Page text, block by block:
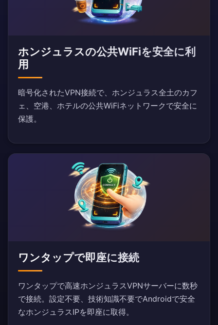
ホンジュラスの公共WiFiを安全に利
用
暗号化されたVPN接続で、ホンジュラス全土のカフ
ェ、空港、ホテルの公共WiFiネットワークで安全に
保護。
ワンタップで即座に接続
ワンタップで高速ホンジュラスVPNサーバーに数秒
で接続。設定不要、技術知識不要でAndroidで安全
なホンジュラスIPを即座に取得。